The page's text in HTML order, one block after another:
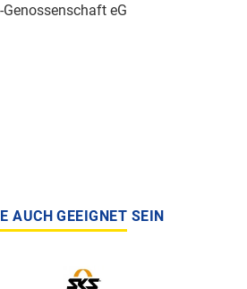
eG
AUCH GEEIGNET SEIN